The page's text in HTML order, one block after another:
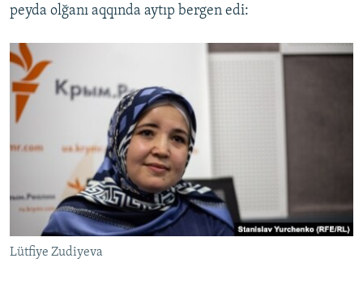
peyda olğanı aqqında aytıp bergen edi:
Lütfiye Zudiyeva